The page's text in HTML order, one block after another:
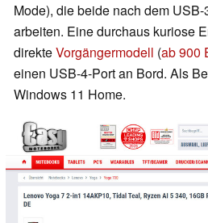
Mode), die beide nach dem
arbeiten. Eine durchaus kuriose
direkteVorgängermodell (ab 900
einen USB-4-Port an Bord. Als
Windows 11 Home.